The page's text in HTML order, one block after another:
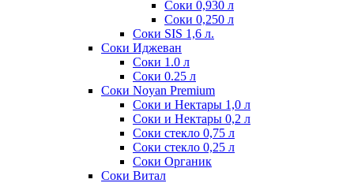
Соки 0,930 л
Соки 0,250 л
Соки SIS 1,6 л.
Соки Иджеван
Соки 1.0 л
Соки 0.25 л
Соки Noyan Premium
Соки и Нектары 1,0 л
Соки и Нектары 0,2 л
Соки стекло 0,75 л
Соки стекло 0,25 л
Соки Органик
Соки Витал